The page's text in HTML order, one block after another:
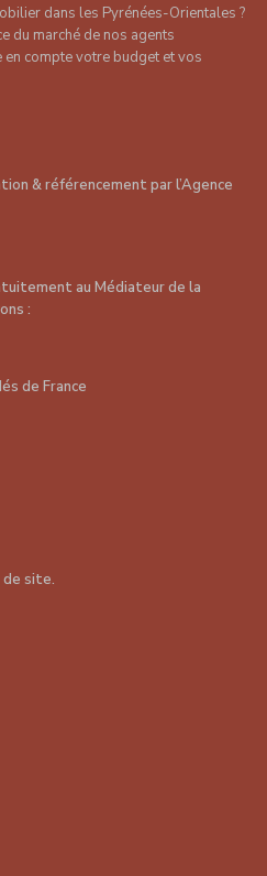
dans les Pyrénées-Orientales ?
du marché de nos agents
compte votre budget et vos
& référencement parl’Agence
au Médiateur de la
:
de France
site.